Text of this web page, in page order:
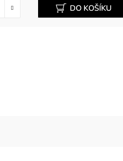
DO KOŠÍKU